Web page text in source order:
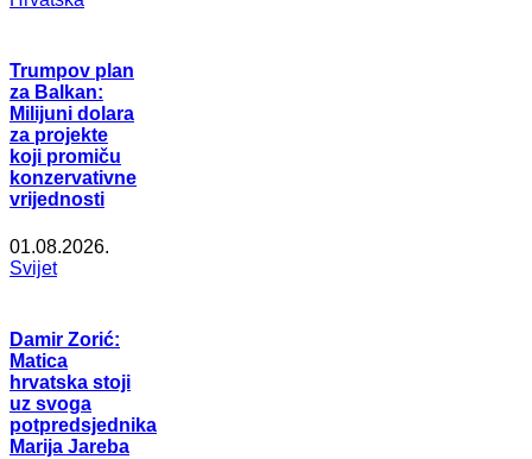
Trumpov plan
za Balkan:
Milijuni dolara
za projekte
koji promiču
konzervativne
vrijednosti
01.08.2026.
Svijet
Damir Zorić:
Matica
hrvatska stoji
uz svoga
potpredsjednika
Marija Jareba